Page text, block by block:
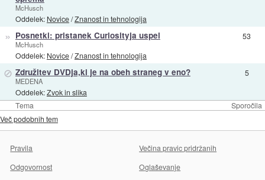
Tema Sporočila
McHusch
Oddelek: Novice/Znanost in tehnologija
» Posnetki: pristanek Curiosityja uspel
McHusch
Oddelek: Novice/Znanost in tehnologija
53
⊘ Združitev DVDja,ki je na obeh straneg v eno?
MEDENA
Oddelek:Zvok in slika
5
Več podobnih tem
Pravila
Večina pravic pridržanih
Odgovornost
Oglaševanje